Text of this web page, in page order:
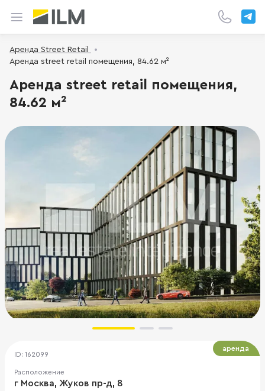
Аренда Street Retail
Аренда street retail помещения, 84.62 м²
Аренда street retail помещения,
84.62 м²
ID: 162099
Расположение
г Москва, Жуков пр-д, 8
аренда